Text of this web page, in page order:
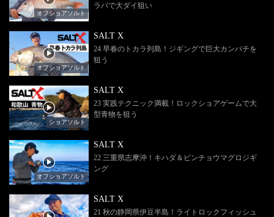
オフショアソルト
ラバで大ダイ狙い
オフショアソルト
SALT X
24 早春のトカラ列島！ジギングで巨大カンパチを
狙う
ショアソルト
SALT X
23 実践テクニック満載！ロックショアゲームで大
型青物を狙う
オフショアソルト
SALT X
22 三重県志摩沖！キハダ＆ビンチョウマグロジギ
ング
SALT X
21 秋の静岡県伊豆半島！ライトロックフィッシュ